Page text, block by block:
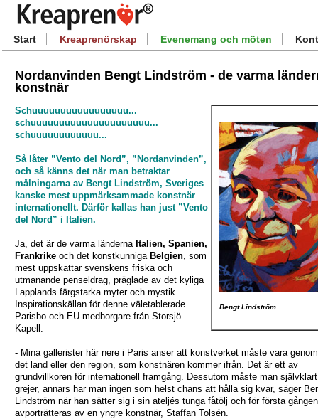
Start Kreaprenörskap Evenemang och möten
Nordanvinden Bengt Lindström - de varma
konstnär
Bengt Lindström
Schuuuuuuuuuuuuuuuuu...
schuuuuuuuuuuuuuuuuuuuuu...
schuuuuuuuuuuuu...
Så låter ”Vento del Nord”, ”Nordanvinden”,
och så känns det när man betraktar
målningarna av Bengt Lindström, Sveriges
kanske mest uppmärksammade konstnär
internationellt. Därför kallas han just ”Vento
del Nord” i Italien.
Ja, det är de varma länderna Italien, Spanien,
Frankrike och det konstkunniga Belgien , som
mest uppskattar svenskens friska och
utmanande penseldrag, präglade av det kyliga
Lapplands färgstarka myter och mystik.
Inspirationskällan för denne väletablerade
Parisbo och EU-medborgare från Storsjö
Kapell.
- Mina gallerister här nere i Paris anser att konstverket måste vara
det land eller den region, som konstnären kommer ifrån. Det är ett av
grundvillkoren för internationell framgång. Dessutom måste man
grejer, annars har man ingen som helst chans att hålla sig kvar, säger
Lindström när han sätter sig i sin ateljés tunga fåtölj och för första
avporträtteras av en yngre konstnär, Staffan Tolsén.